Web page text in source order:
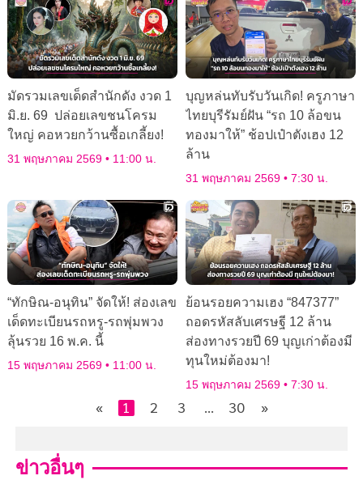
มัดรวมเลขเด็ดสำนักดัง งวด 1
มิ.ย. 69 ปล่อยเลขชนโครม
ใหญ่ คอหวยกว้านซื้อเกลี้ยง!
31 พฤษภาคม 2569 11:00 น.
บุญหล่นทับรับวันเกิด! ครูภาษา
ไทยบุรีรัมย์ฝัน “รถ 10 ล้อขน
ทองมาให้” ช้อปเป๋าตังเฮง 12
ล้าน
31 พฤษภาคม 2569 7:30 น.
“ทักษิณ-อนุทิน” จัดให้! ส่องเลข
เด็ดทะเบียนรถหรู-รถพุ่มพวง
ลุ้นรวย 16 พ.ค. นี้
15 พฤษภาคม 2569 11:00 น.
ย้อนรอยความเฮง “847377”
ถอดรหัสลับเศรษฐี 12 ล้าน
ส่องทางรวยปี 69 บุญเก่าต้องมี
ทุนใหม่ต้องมา!
15 พฤษภาคม 2569 7:30 น.
« 1 2 3 … 30 »
ข่าวอื่นๆ